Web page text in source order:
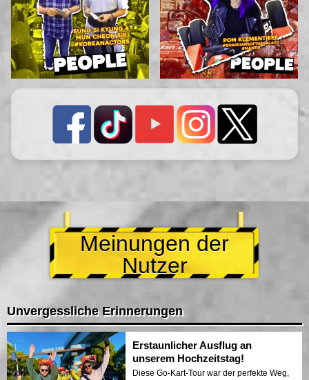
Meinungen der
Nutzer
Unvergessliche Erinnerungen
Erstaunlicher Ausflug an
unserem Hochzeitstag!
Diese Go-Kart-Tour war der perfekte Weg,